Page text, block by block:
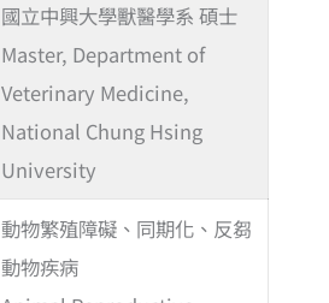
國立中興大學獸醫學系 碩士
Master, Department of
Veterinary Medicine,
National Chung Hsing
University
動物繁殖障礙、同期化、反芻
動物疾病